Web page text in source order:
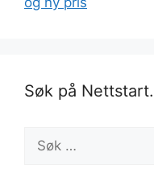
Søk på
etter: